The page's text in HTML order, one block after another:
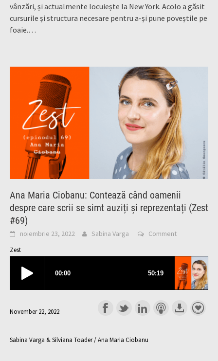
vânzări, și actualmente locuiește la New York. Acolo a găsit
cursurile și structura necesare pentru a-și pune poveștile pe
foaie.…
Ana Maria Ciobanu: Contează când oamenii
despre care scrii se simt auziți și reprezentați (Zest
#69)
noiembrie 23, 2022 Sabina Varga Comment
Zest
November 22, 2022
Sabina Varga & Silviana Toader / Ana Maria Ciobanu